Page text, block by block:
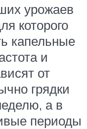
урожаев
которого
капельные
и
от
грядки
а в
периоды